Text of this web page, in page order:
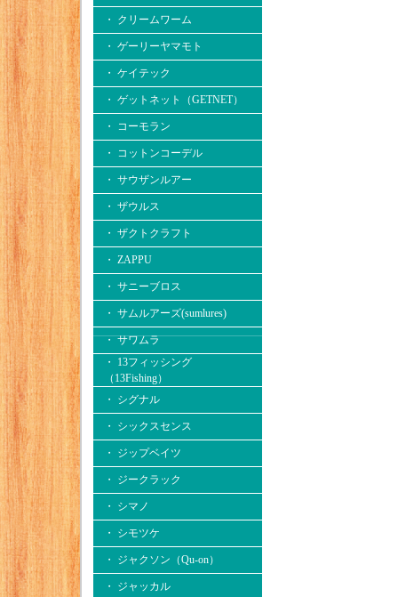
・ クリームワーム
・ ゲーリーヤマモト
・ ケイテック
・ ゲットネット（GETNET）
・ コーモラン
・ コットンコーデル
・ サウザンルアー
・ ザウルス
・ ザクトクラフト
・ ZAPPU
・ サニーブロス
・ サムルアーズ(sumlures)
・ サワムラ
・ 13フィッシング
（13Fishing）
・ シグナル
・ シックスセンス
・ ジップベイツ
・ ジークラック
・ シマノ
・ シモツケ
・ ジャクソン（Qu-on）
・ ジャッカル